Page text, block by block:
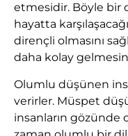
etmesidir. Böyle bir
hayatta
dirençli olmasını
daha kolay
Olumlu düşünen
verirler. Müspet
insanların gözünde